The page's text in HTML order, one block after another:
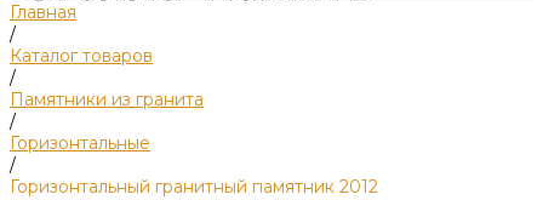
Главная
/
Каталог товаров
/
Памятники из гранита
/
Горизонтальные
/
Горизонтальный гранитный памятник 2012